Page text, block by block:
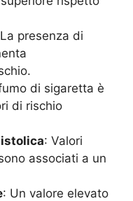
presenza di
di sigaretta è
di rischio
: Valori
associati a un
: Un valore elevato